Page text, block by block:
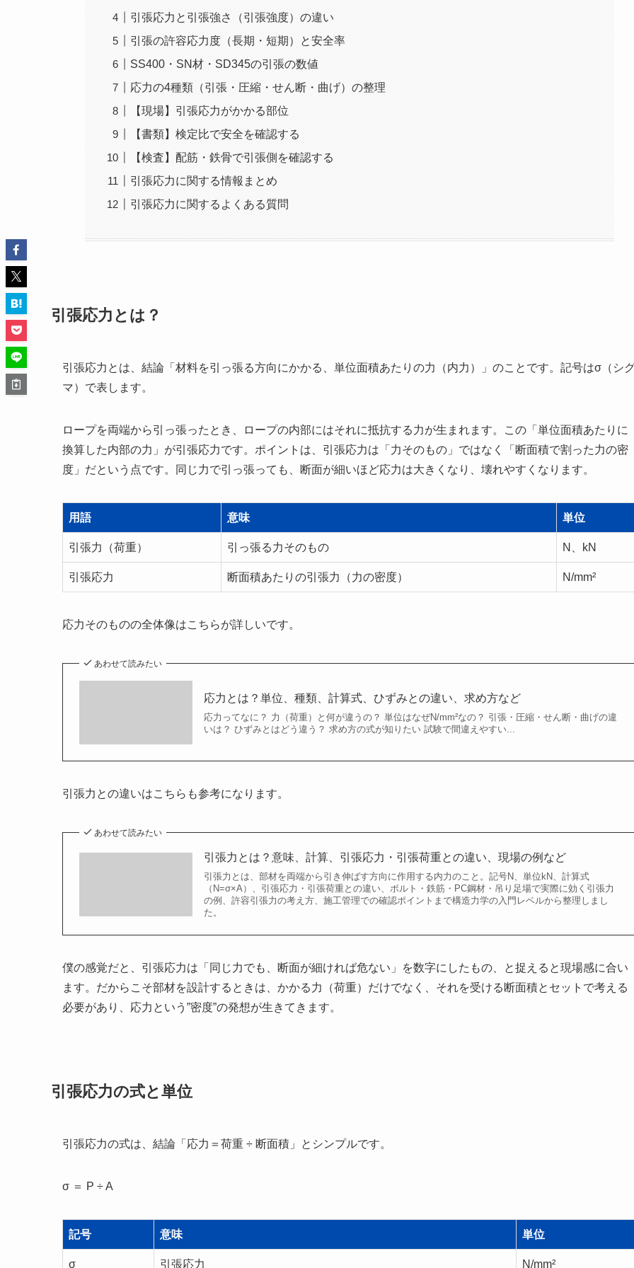
引張応力と引張強さ（引張強度）の違い
引張の許容応力度（長期・短期）と安全率
SS400・SN材・SD345の引張の数値
応力の4種類（引張・圧縮・せん断・曲げ）の整理
【現場】引張応力がかかる部位
【書類】検定比で安全を確認する
【検査】配筋・鉄骨で引張側を確認する
引張応力に関する情報まとめ
引張応力に関するよくある質問
引張応力とは？
引張応力とは、結論「材料を引っ張る方向にかかる、単位面積あたりの力（内力）」のことです。記号はσ（シ
マ）で表します。
ロープを両端から引っ張ったとき、ロープの内部にはそれに抵抗する力が生まれます。この「単位面積あたりに
換算した内部の力」が引張応力です。ポイントは、引張応力は「力そのもの」ではなく「断面積で割った力の密
度」だという点です。同じ力で引っ張っても、断面が細いほど応力は大きくなり、壊れやすくなります。
用語 意味 単位
引張力（荷重） 引っ張る力そのもの N、kN
引張応力 断面積あたりの引張力（力の密度） N/mm²
応力そのものの全体像はこちらが詳しいです。
あわせて読みたい
応力とは？単位、種類、計算式、ひずみとの違い、求め方など
応力ってなに？ 力（荷重）と何が違うの？ 単位はなぜN/mm²なの？ 引張・圧縮・せん断・曲げの違
いは？ ひずみとはどう違う？ 求め方の式が知りたい 試験で間違えやすい...
引張力との違いはこちらも参考になります。
あわせて読みたい
引張力とは？意味、計算、引張応力・引張荷重との違い、現場の例など
引張力とは、部材を両端から引き伸ばす方向に作用する内力のこと。記号N、単位kN、計算式
（N=σ×A）、引張応力・引張荷重との違い、ボルト・鉄筋・PC鋼材・吊り足場で実際に効く引張力
の例、許容引張力の考え方、施工管理での確認ポイントまで構造力学の入門レベルから整理しまし
た。
僕の感覚だと、引張応力は「同じ力でも、断面が細ければ危ない」を数字にしたもの、と捉えると現場感に合い
ます。だからこそ部材を設計するときは、かかる力（荷重）だけでなく、それを受ける断面積とセットで考える
必要があり、応力という”密度”の発想が生きてきます。
引張応力の式と単位
引張応力の式は、結論「応力＝荷重 ÷ 断面積」とシンプルです。
σ ＝ P ÷ A
記号 意味 単位
σ 引張応力 N/mm²